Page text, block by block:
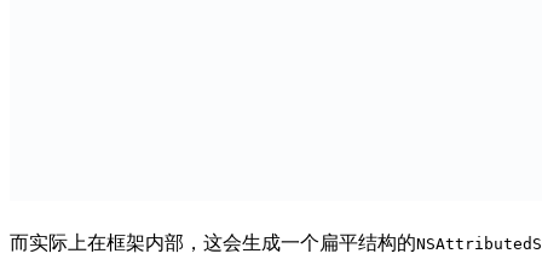
而实际上在框架内部，这会生成一个扁平结构的